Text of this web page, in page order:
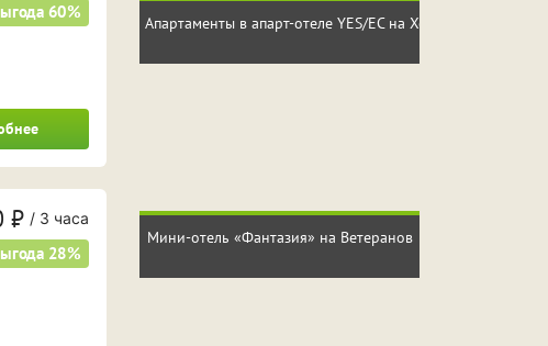
60%
₽ / 3 часа
28%
Апартаменты в апарт-отеле YES/ЕС на Хошимина
Мини-отель «Фантазия» на Ветеранов